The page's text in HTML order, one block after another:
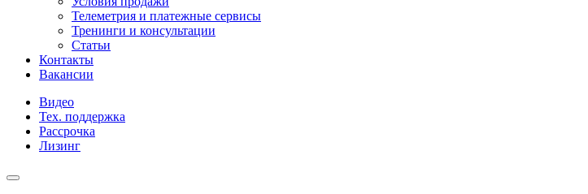
Телеметрия и платежные сервисы
Тренинги и консультации
Статьи
Контакты
Вакансии
Видео
Тех. поддержка
Рассрочка
Лизинг